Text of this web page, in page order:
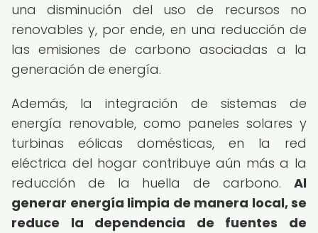
una disminución del uso de recursos no
renovables y, por ende, en una reducción de
las emisiones de carbono asociadas a la
generación de energía.
Además, la integración de sistemas de
energía renovable, como paneles solares y
turbinas eólicas domésticas, en la red
eléctrica del hogar contribuye aún más a la
reducción de la huella de carbono. Al
generar energía limpia de manera local, se
reduce la dependencia de fuentes de